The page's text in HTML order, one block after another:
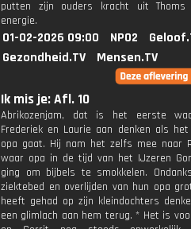
putten zijn ouders kracht uit Thoms
energie.
01-02-2026 09:00 NPO2
Gezondheid.TV
Mensen.TV
Ik mis je: Afl. 10
Abrikozenjam, dat is het eerste
Frederiek en Laurie aan denken als
opa gaat. Hij nam het zelfs mee naar
waar opa in de tijd van het IJzeren
ging om bijbels te smokkelen.
ziektebed en overlijden van hun opa
heeft gehad op zijn kleindochters
een glimlach aan hem terug. * Het is